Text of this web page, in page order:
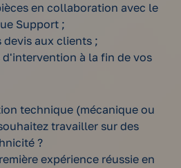
en collaboration avec le
Support ;
aux clients ;
à la fin de vos
technique (mécanique ou
travailler sur des
?
expérience réussie en